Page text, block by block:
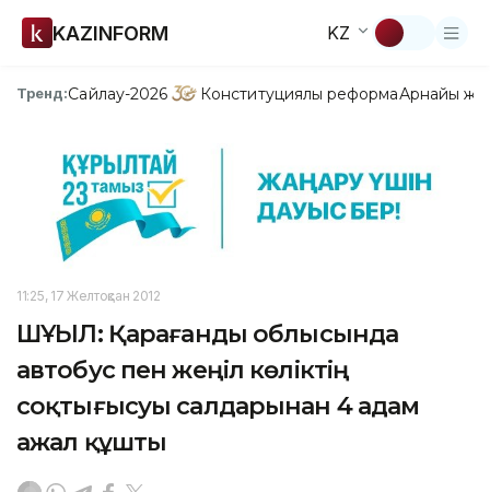
KAZINFORM KZ
Тренд:Сайлау-2026 Конституциялық реформаАрнайы
11:25, 17 Желтоқсан 2012
ШҰҒЫЛ: Қарағанды облысында
автобус пен жеңіл көліктің
соқтығысуы салдарынан 4 адам
ажал құшты